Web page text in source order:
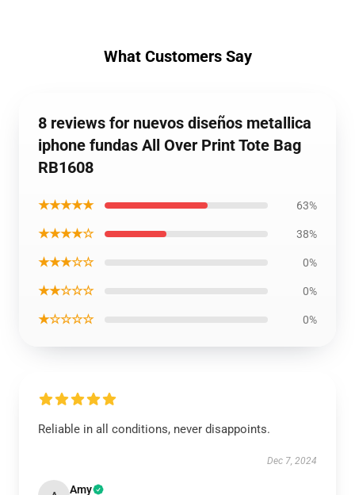
What Customers Say
8 reviews for nuevos diseños metallica
iphone fundas All Over Print Tote Bag
RB1608
★★★★★ 63%
★★★★☆ 38%
★★★☆☆ 0%
★★☆☆☆ 0%
★☆☆☆☆ 0%
Reliable in all conditions, never disappoints.
Dec 7, 2024
Amy